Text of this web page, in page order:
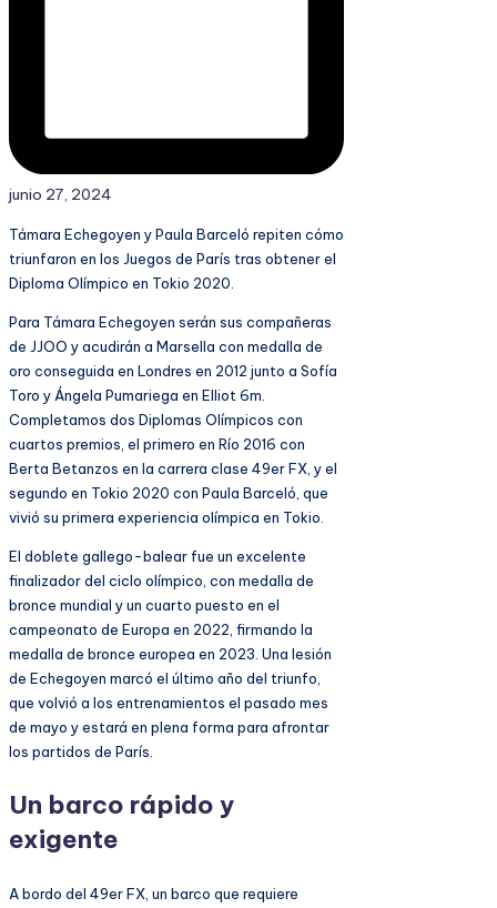
junio 27, 2024
Támara Echegoyen y Paula Barceló repiten cómo
triunfaron en los Juegos de París tras obtener el
Diploma Olímpico en Tokio 2020.
Para Támara Echegoyen serán sus compañeras
de JJOO y acudirán a Marsella con medalla de
oro conseguida en Londres en 2012 junto a Sofía
Toro y Ángela Pumariega en Elliot 6m.
Completamos dos Diplomas Olímpicos con
cuartos premios, el primero en Río 2016 con
Berta Betanzos en la carrera clase 49er FX, y el
segundo en Tokio 2020 con Paula Barceló, que
vivió su primera experiencia olímpica en Tokio.
El doblete gallego-balear fue un excelente
finalizador del ciclo olímpico, con medalla de
bronce mundial y un cuarto puesto en el
campeonato de Europa en 2022, firmando la
medalla de bronce europea en 2023. Una lesión
de Echegoyen marcó el último año del triunfo,
que volvió a los entrenamientos el pasado mes
de mayo y estará en plena forma para afrontar
los partidos de París.
Un barco rápido y
exigente
A bordo del 49er FX, un barco que requiere